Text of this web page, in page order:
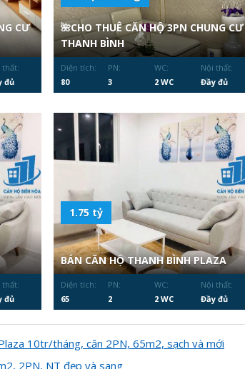
CƯ
thất:
đủ
🌺CHO THUÊ CĂN HỘ 3PN CHUNG CƯ
THANH BÌNH
Diện tích:
80
PN:
3
WC:
2 WC
Nội thất:
Đầy đủ
thất:
đủ
1.75 tỷ
BÁN CĂN HỘ THANH BÌNH PLAZA
Diện tích:
65
PN:
2
WC:
2 WC
Nội thất:
Đầy đủ
10tr/tháng, căn 2PN, 65m2, sạch và mới
2PN, NT đẹp và sang